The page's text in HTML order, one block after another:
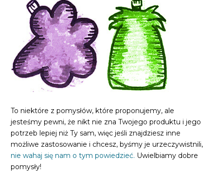
To niektóre z pomysłów, które proponujemy, ale
jesteśmy pewni, że nikt nie zna Twojego produktu i jego
potrzeb lepiej niż Ty sam, więc jeśli znajdziesz inne
możliwe zastosowanie i chcesz, byśmy je urzeczywistnili,
nie wahaj się nam o tym powiedzieć. Uwielbiamy dobre
pomysły!